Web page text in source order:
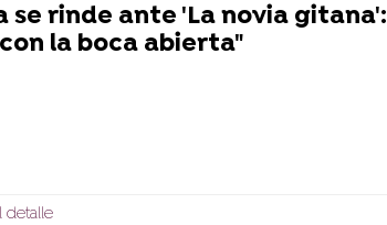
se rinde ante 'La novia gitana':
la boca abierta"
detalle